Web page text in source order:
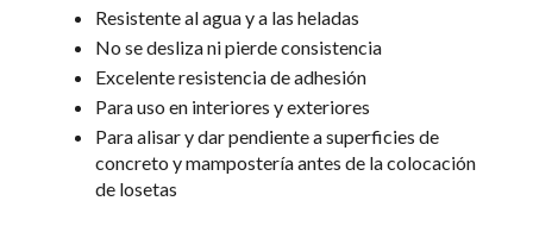
Resistente al agua y a las heladas
No se desliza ni pierde consistencia
Excelente resistencia de adhesión
Para uso en interiores y exteriores
Para alisar y dar pendiente a superficies de
concreto y mampostería antes de la colocación
de losetas